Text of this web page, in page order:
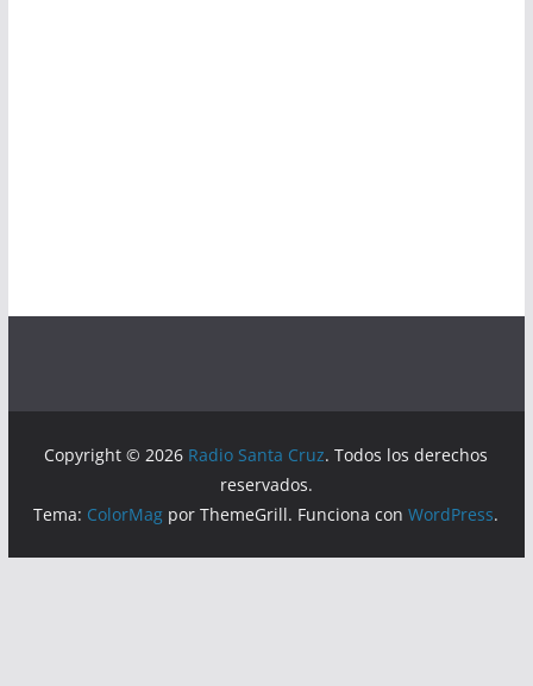
Copyright © 2026 Radio Santa Cruz. Todos los derechos
reservados.
Tema: ColorMag por ThemeGrill. Funciona conWordPress.